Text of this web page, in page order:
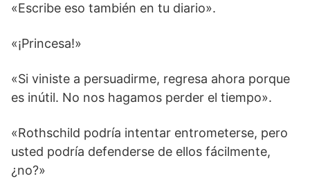
«Escribe eso también en tu diario».
«¡Princesa!»
«Si viniste a persuadirme, regresa ahora porque
es inútil. No nos hagamos perder el tiempo».
«Rothschild podría intentar entrometerse, pero
usted podría defenderse de ellos fácilmente,
¿no?»